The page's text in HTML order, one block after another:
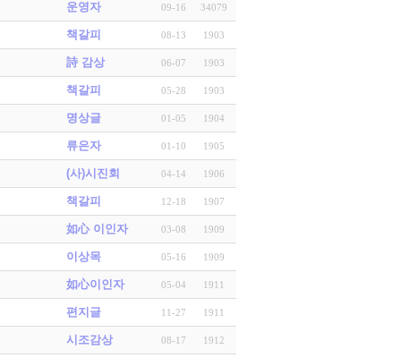
운영자 09-16 34079
책갈피 08-13 1903
詩 감상 06-07 1903
책갈피 05-28 1903
명상글 01-05 1904
류은자 01-10 1905
(사)시진회 04-14 1906
책갈피 12-18 1907
如心 이인자 03-08 1909
이상목 05-16 1909
如心이인자 05-04 1911
편지글 11-27 1911
시조감상 08-17 1912